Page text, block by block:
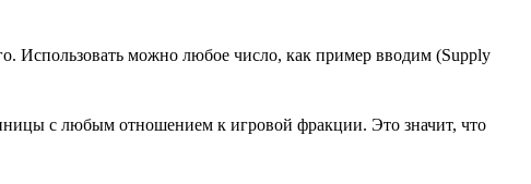
Использовать можно любое число, как пример вводим (Supply
с любым отношением к игровой фракции. Это значит, что